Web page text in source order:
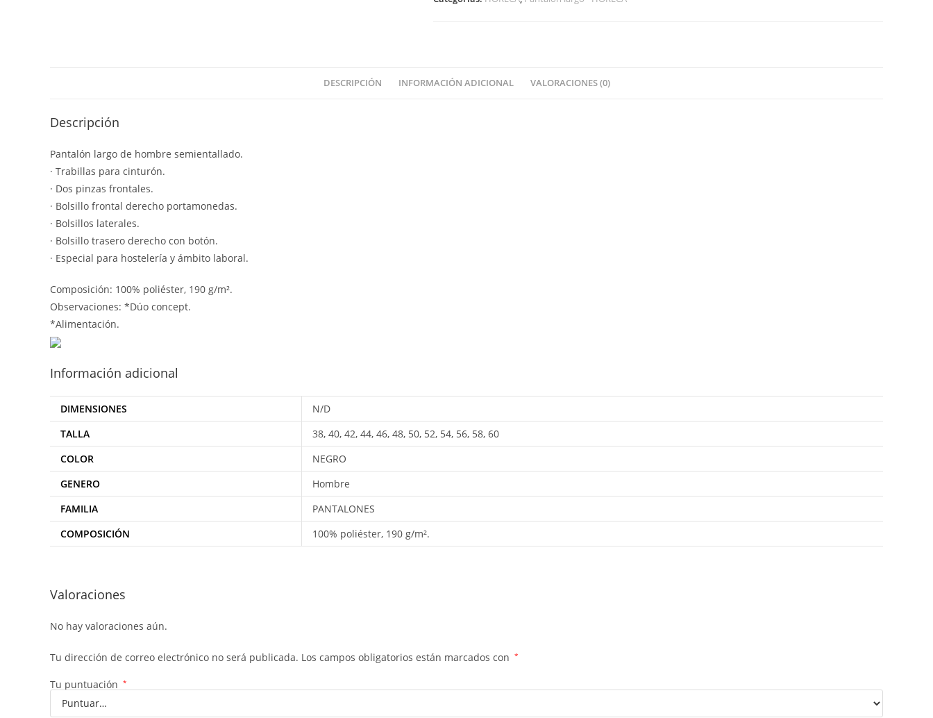
DESCRIPCIÓN INFORMACIÓN ADICIONAL VALORACIONES (0)
Descripción
Pantalón largo de hombre semientallado.
· Trabillas para cinturón.
· Dos pinzas frontales.
· Bolsillo frontal derecho portamonedas.
· Bolsillos laterales.
· Bolsillo trasero derecho con botón.
· Especial para hostelería y ámbito laboral.
Composición: 100% poliéster, 190 g/m².
Observaciones: *Dúo concept.
*Alimentación.
Información adicional
DIMENSIONES
N/D
TALLA
38, 40, 42, 44, 46, 48, 50, 52, 54, 56, 58, 60
COLOR
NEGRO
GENERO
Hombre
FAMILIA
PANTALONES
COMPOSICIÓN
100% poliéster, 190 g/m².
Valoraciones
No hay valoraciones aún.
Tu dirección de correo electrónico no será publicada. Los campos obligatorios están marcados con *
Tu puntuación *